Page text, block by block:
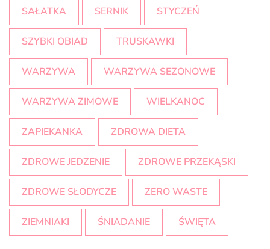
SAŁATKA SERNIK STYCZEŃ
SZYBKI OBIAD TRUSKAWKI
WARZYWA WARZYWA SEZONOWE
WARZYWA ZIMOWE WIELKANOC
ZAPIEKANKA ZDROWA DIETA
ZDROWE JEDZENIE ZDROWE PRZEKĄSKI
ZDROWE SŁODYCZE ZERO WASTE
ZIEMNIAKI ŚNIADANIE ŚWIĘTA